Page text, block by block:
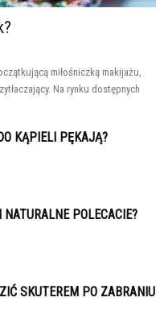
miłośniczką makijażu,
Na rynku dostępnych
KĄPIELI PĘKAJĄ?
POLECACIE?
SKUTEREM PO ZABRANIU